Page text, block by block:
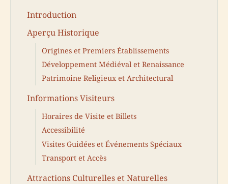
Introduction
Aperçu Historique
Origines et Premiers Établissements
Développement Médiéval et Renaissance
Patrimoine Religieux et Architectural
Informations Visiteurs
Horaires de Visite et Billets
Accessibilité
Visites Guidées et Événements Spéciaux
Transport et Accès
Attractions Culturelles et Naturelles